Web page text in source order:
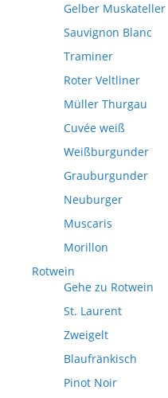
Gelber Muskateller
Sauvignon Blanc
Traminer
Roter Veltliner
Müller Thurgau
Cuvée weiß
Weißburgunder
Grauburgunder
Neuburger
Muscaris
Morillon
Rotwein
Gehe zu Rotwein
St. Laurent
Zweigelt
Blaufränkisch
Pinot Noir